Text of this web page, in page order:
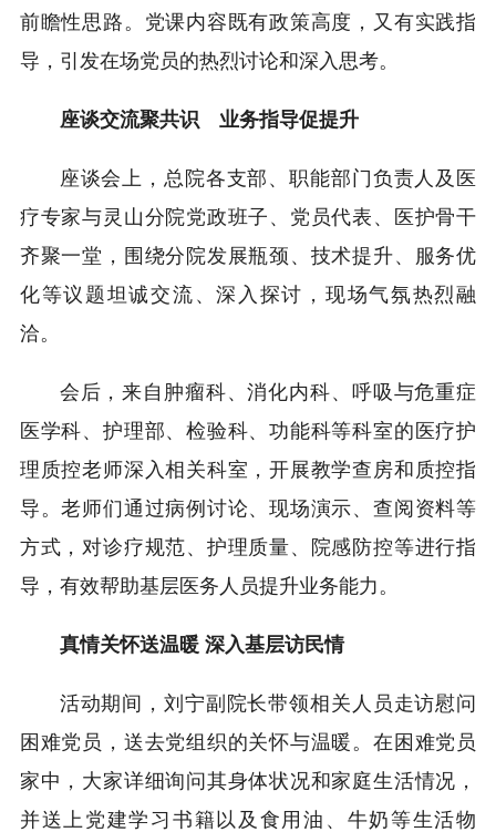
前瞻性思路。党课内容既有政策高度，又有实践指
导，引发在场党员的热烈讨论和深入思考。
座谈交流聚共识 业务指导促提升
座谈会上，总院各支部、职能部门负责人及医
疗专家与灵山分院党政班子、党员代表、医护骨干
齐聚一堂，围绕分院发展瓶颈、技术提升、服务优
化等议题坦诚交流、深入探讨，现场气氛热烈融
洽。
会后，来自肿瘤科、消化内科、呼吸与危重症
医学科、护理部、检验科、功能科等科室的医疗护
理质控老师深入相关科室，开展教学查房和质控指
导。老师们通过病例讨论、现场演示、查阅资料等
方式，对诊疗规范、护理质量、院感防控等进行指
导，有效帮助基层医务人员提升业务能力。
真情关怀送温暖 深入基层访民情
活动期间，刘宁副院长带领相关人员走访慰问
困难党员，送去党组织的关怀与温暖。在困难党员
家中，大家详细询问其身体状况和家庭生活情况，
并送上党建学习书籍以及食用油、牛奶等生活物